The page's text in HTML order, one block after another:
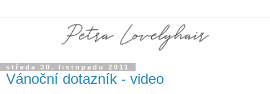
středa 30. listopadu 2011
Vánoční dotazník - video